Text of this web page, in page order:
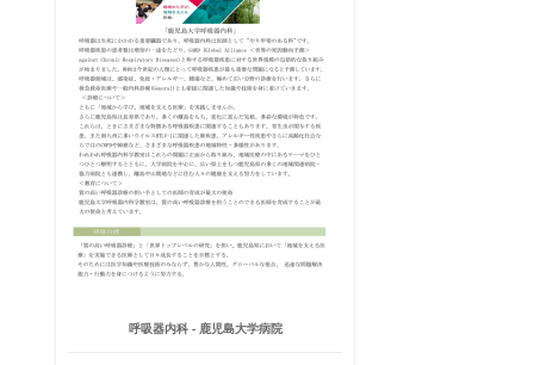
呼吸器内科 - 鹿児島大学病院